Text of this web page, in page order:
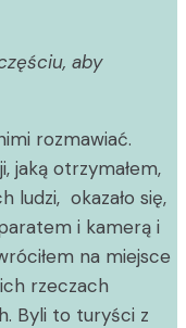
aby
rozmawiać.
jaką otrzymałem,
ludzi, okazało się,
i kamerą i
na miejsce
rzeczach
Byli to turyści z